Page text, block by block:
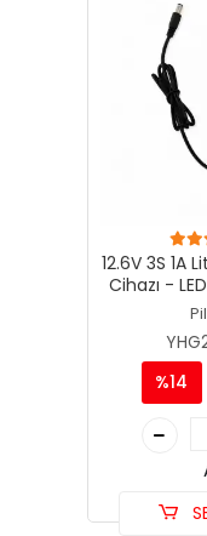
12.6V 3S 1A
Cihazı -
%14